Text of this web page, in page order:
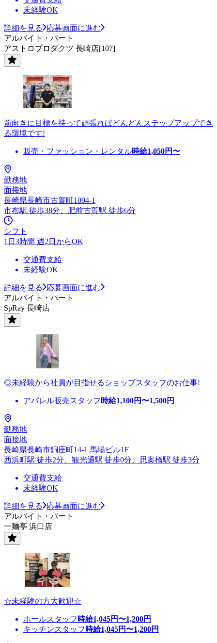
未経験OK
詳細を見る
応募画面に進む
アルバイト・パート
アストロプロダクツ 長崎店[107]
前向きに目標を持って頑張ればどんどんステップアップでき
る環境です!
販売・ファッション・レンタル時給1,050円〜
勤務地
面接地
長崎県長崎市古賀町1004-1
市布駅 徒歩38分、肥前古賀駅 徒歩6分
シフト
1日3時間 週2日からOK
交通費支給
未経験OK
詳細を見る
応募画面に進む
アルバイト・パート
SpRay 長崎店
◎未経験から社員が目指せるショップスタッフのお仕事!
アパレル販売スタッフ 時給1,100円〜1,500円
勤務地
面接地
長崎県長崎市銅座町14-1 馬場ビル1F
西浜町駅 徒歩2分、観光通駅 徒歩0分、思案橋駅 徒歩3分
交通費支給
未経験OK
詳細を見る
応募画面に進む
アルバイト・パート
一麺亭 浜口店
☆未経験の方大歓迎☆
ホールスタッフ 時給1,045円〜1,200円
キッチンスタッフ 時給1,045円〜1,200円